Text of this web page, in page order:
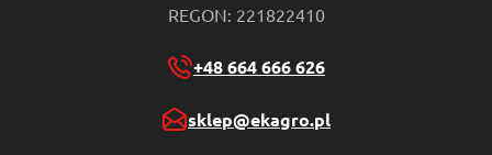
REGON: 221822410
+48 664 666 626
sklep@ekagro.pl